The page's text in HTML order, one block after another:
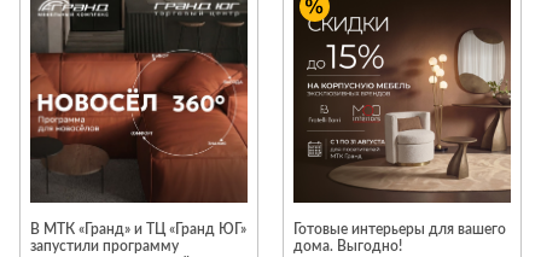
Приставные
столики
Сервировочные
столики
Туалетные
столики
Все стулья
Беседки,
павильоны,
Грили и очаги
Диваны
Кресла и
ресторанов и
Торшеры
Уличный свет
Товары для
дома
Ароматы для
дома и
косметика
В МТК «Гранд» и ТЦ «Гранд ЮГ»
запустили программу
Готовые интерьеры для вашего
дома. Выгодно!